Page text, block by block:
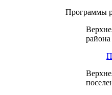
Программы
района